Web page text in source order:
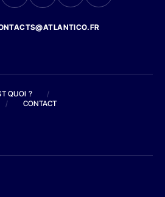
QUOI ?
/
/ CONTACT